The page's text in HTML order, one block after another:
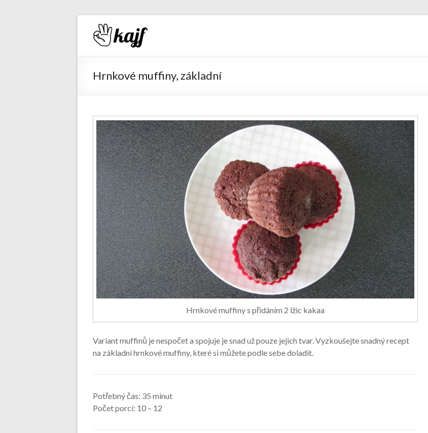
Hrnkové muffiny, základní
Hrnkové muffiny s přidáním 2 lžic kakaa
Variant muffinů je nespočet a spojuje je snad už pouze jejich tvar. Vyzkoušejte snadný recept
na základní hrnkové muffiny, které si můžete podle sebe doladit.
Potřebný čas: 35 minut
Počet porcí: 10 – 12